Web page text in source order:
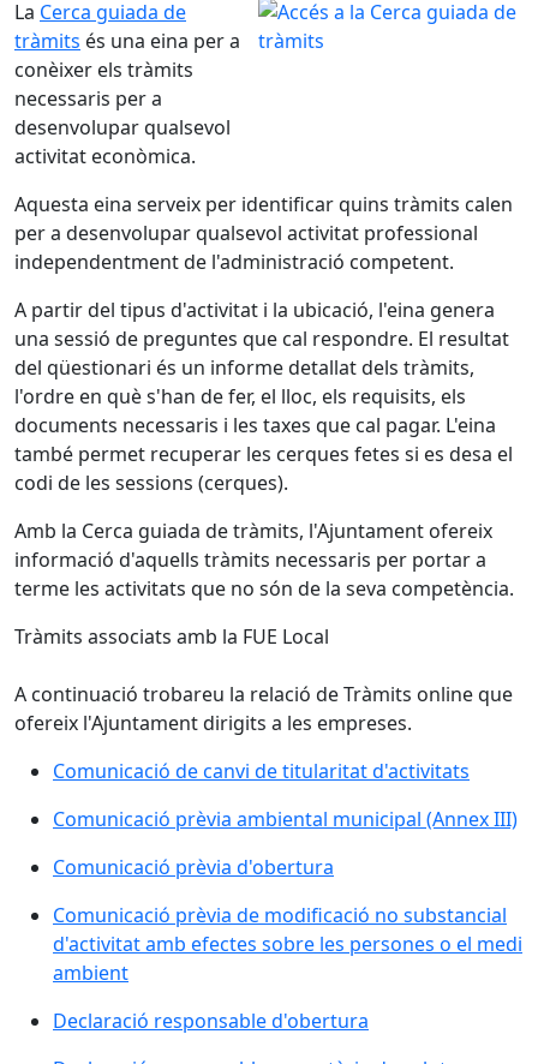
La Cerca guiada de
tràmits és una eina per a
conèixer els tràmits
necessaris per a
desenvolupar qualsevol
activitat econòmica.
Aquesta eina serveix per identificar quins tràmits calen
per a desenvolupar qualsevol activitat professional
independentment de l'administració competent.
A partir del tipus d'activitat i la ubicació, l'eina genera
una sessió de preguntes que cal respondre. El resultat
del qüestionari és un informe detallat dels tràmits,
l'ordre en què s'han de fer, el lloc, els requisits, els
documents necessaris i les taxes que cal pagar. L'eina
també permet recuperar les cerques fetes si es desa el
codi de les sessions (cerques).
Amb la Cerca guiada de tràmits, l'Ajuntament ofereix
informació d'aquells tràmits necessaris per portar a
terme les activitats que no són de la seva competència.
Tràmits associats amb la FUE Local
A continuació trobareu la relació de Tràmits online que
ofereix l'Ajuntament dirigits a les empreses.
Comunicació de canvi de titularitat d'activitats
Comunicació prèvia ambiental municipal (Annex III)
Comunicació prèvia d'obertura
Comunicació prèvia de modificació no substancial
d'activitat amb efectes sobre les persones o el medi
ambient
Declaració responsable d'obertura